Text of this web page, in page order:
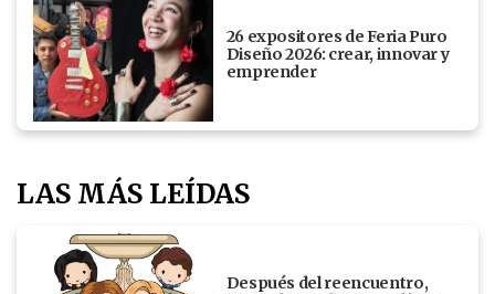
26 expositores de Feria Puro
Diseño 2026: crear, innovar y
emprender
LAS MÁS LEÍDAS
Después del reencuentro,